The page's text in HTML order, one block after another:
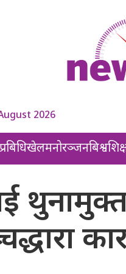
2026
प्रबिधिखेलमनोरञ्जनबिश्व
थुनामुक्त